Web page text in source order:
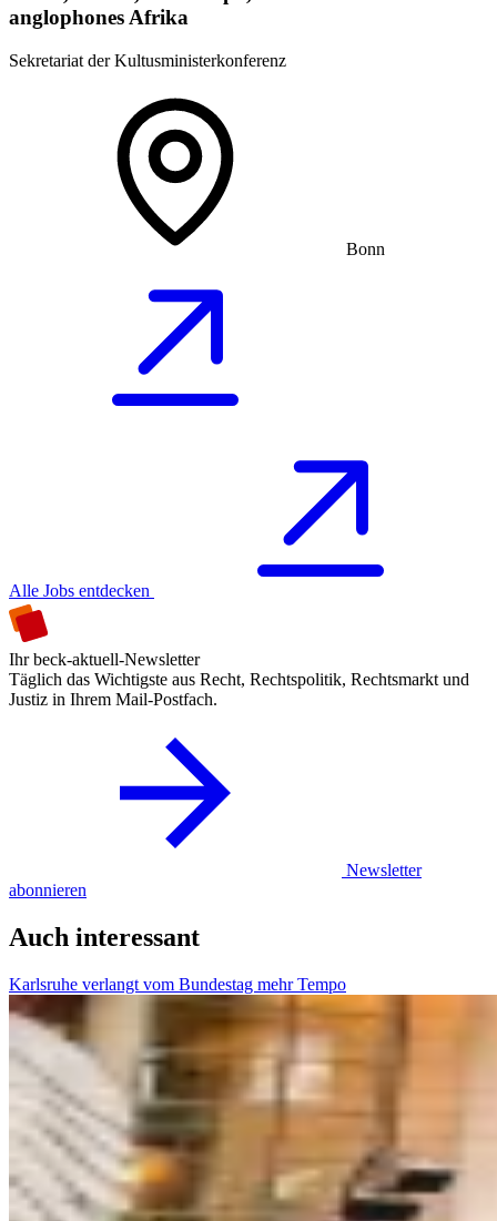
anglophones Afrika
Sekretariat der Kultusministerkonferenz
Bonn
Alle Jobs entdecken
Ihr beck-aktuell-Newsletter
Täglich das Wichtigste aus Recht, Rechtspolitik, Rechtsmarkt und
Justiz in Ihrem Mail-Postfach.
Newsletter
abonnieren
Auch interessant
Karlsruhe verlangt vom Bundestag mehr Tempo